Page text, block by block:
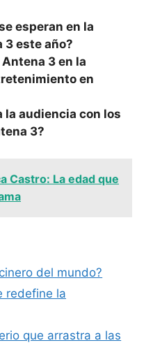
esperan en la
3 este año?
3 en la
en
la audiencia con los
3?
Castro: La edad que
del mundo?
redefine la
que arrastra a las